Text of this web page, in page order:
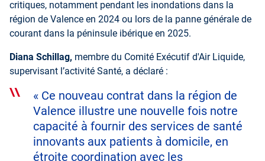
critiques, notamment pendant les inondations dans la
région de Valence en 2024 ou lors de la panne générale de
courant dans la péninsule ibérique en 2025.
Diana Schillag, membre du Comité Exécutif d'Air Liquide,
supervisant l’activité Santé, a déclaré :
« Ce nouveau contrat dans la région de
Valence illustre une nouvelle fois notre
capacité à fournir des services de santé
innovants aux patients à domicile, en
étroite coordination avec les